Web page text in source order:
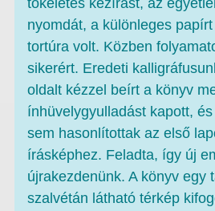
tökéletes kézírást, az
nyomdát, a különleges
tortúra volt. Közben
sikerért. Eredeti
oldalt kézzel beírt a könyv
ínhüvelygyulladást kapott,
sem hasonlítottak az első
írásképhez. Feladta, így új
újrakezdenünk. A könyv egy
szalvétán látható térkép